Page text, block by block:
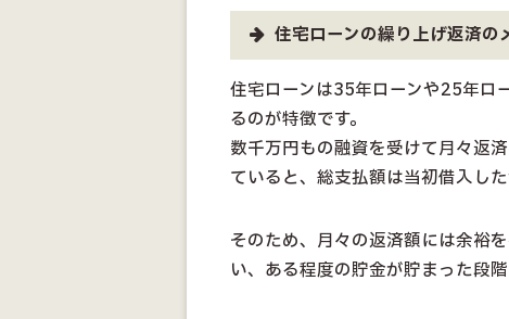
住宅ローンの繰り上げ返済の
住宅ローンは35年ローンや25年ロ
るのが特徴です。
数千万円もの融資を受けて月々返
ていると、総支払額は当初借入し
そのため、月々の返済額には余裕
い、ある程度の貯金が貯まった段